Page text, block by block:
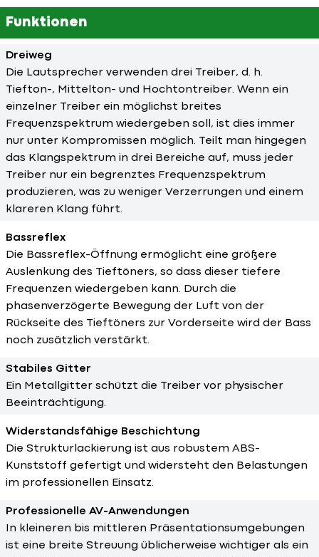
Funktionen
Dreiweg
Die Lautsprecher verwenden drei Treiber, d. h.
Tiefton-, Mittelton- und Hochtontreiber. Wenn ein
einzelner Treiber ein möglichst breites
Frequenzspektrum wiedergeben soll, ist dies immer
nur unter Kompromissen möglich. Teilt man hingegen
das Klangspektrum in drei Bereiche auf, muss jeder
Treiber nur ein begrenztes Frequenzspektrum
produzieren, was zu weniger Verzerrungen und einem
klareren Klang führt.
Bassreflex
Die Bassreflex-Öffnung ermöglicht eine größere
Auslenkung des Tieftöners, so dass dieser tiefere
Frequenzen wiedergeben kann. Durch die
phasenverzögerte Bewegung der Luft von der
Rückseite des Tieftöners zur Vorderseite wird der Bass
noch zusätzlich verstärkt.
Stabiles Gitter
Ein Metallgitter schützt die Treiber vor physischer
Beeinträchtigung.
Widerstandsfähige Beschichtung
Die Strukturlackierung ist aus robustem ABS-
Kunststoff gefertigt und widersteht den Belastungen
im professionellen Einsatz.
Professionelle AV-Anwendungen
In kleineren bis mittleren Präsentationsumgebungen
ist eine breite Streuung üblicherweise wichtiger als ein